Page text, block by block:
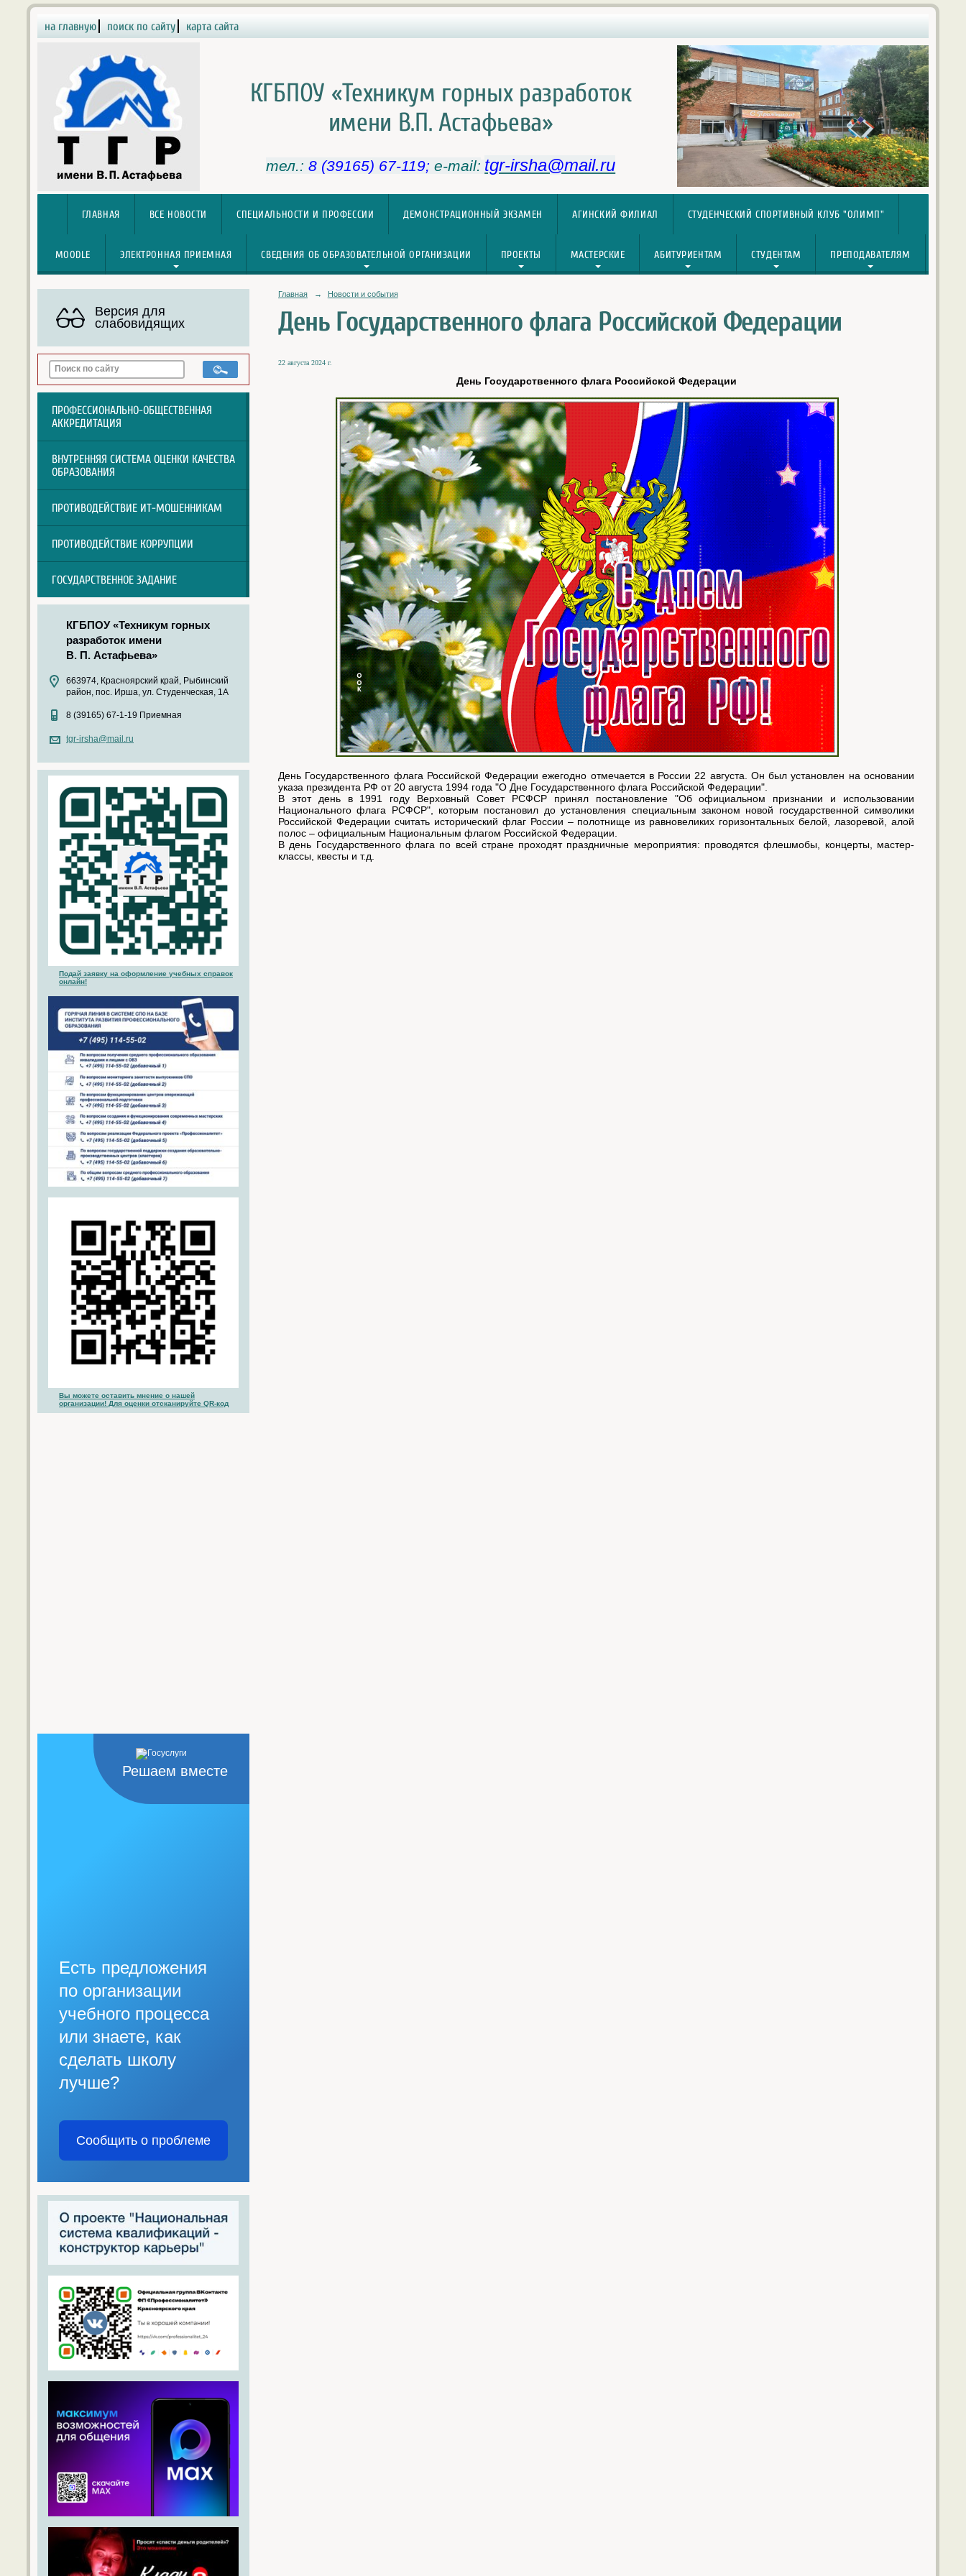
на главную поиск по сайту карта сайта
КГБПОУ «Техникум горных разработок
имени В.П. Астафьева»
тел.: 8 (39165) 67-119;e-mail: tgr-irsha@mail.ru
ГЛАВНАЯ ВСЕ НОВОСТИ СПЕЦИАЛЬНОСТИ И ПРОФЕССИИ ДЕМОНСТРАЦИОННЫЙ ЭКЗАМЕН АГИНСКИЙ ФИЛИАЛ СТУДЕНЧЕСКИЙ СПОРТИВНЫЙ КЛУБ "ОЛИМП"
MOODLE ЭЛЕКТРОННАЯ ПРИЕМНАЯ СВЕДЕНИЯ ОБ ОБРАЗОВАТЕЛЬНОЙ ОРГАНИЗАЦИИ ПРОЕКТЫ МАСТЕРСКИЕ АБИТУРИЕНТАМ СТУДЕНТАМ ПРЕПОДАВАТЕЛЯМ
Версия для
слабовидящих
ПРОФЕССИОНАЛЬНО-ОБЩЕСТВЕННАЯ
АККРЕДИТАЦИЯ
ВНУТРЕННЯЯ СИСТЕМА ОЦЕНКИ КАЧЕСТВА
ОБРАЗОВАНИЯ
ПРОТИВОДЕЙСТВИЕ ИТ-МОШЕННИКАМ
ПРОТИВОДЕЙСТВИЕ КОРРУПЦИИ
ГОСУДАРСТВЕННОЕ ЗАДАНИЕ
КГБПОУ «Техникум горных
разработок имени
В. П. Астафьева»
663974, Красноярский край, Рыбинский
район, пос. Ирша, ул. Студенческая, 1А
8 (39165) 67-1-19 Приемная
tgr-irsha@mail.ru
Подай заявку на оформление учебных справок
онлайн!
Вы можете оставить мнение о нашей
организации! Для оценки отсканируйте QR-код
Решаем вместе
Есть предложения
по организации
учебного процесса
или знаете, как
сделать школу
лучше?
Сообщить о проблеме
Главная → Новости и события
День Государственного флага Российской Федерации
22 августа 2024 г.
День Государственного флага Российской Федерации
День Государственного флага Российской Федерации ежегодно отмечается в России 22 августа. Он был установлен на основании
указа президента РФ от 20 августа 1994 года "О Дне Государственного флага Российской Федерации".
В этот день в 1991 году Верховный Совет РСФСР принял постановление "Об официальном признании и использовании
Национального флага РСФСР", которым постановил до установления специальным законом новой государственной символики
Российской Федерации считать исторический флаг России – полотнище из равновеликих горизонтальных белой, лазоревой, алой
полос – официальным Национальным флагом Российской Федерации.
В день Государственного флага по всей стране проходят праздничные мероприятия: проводятся флешмобы, концерты, мастер-
классы, квесты и т.д.